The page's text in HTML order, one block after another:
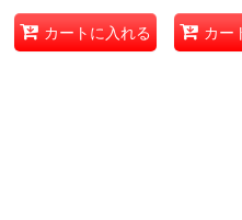
カートに入れる カー